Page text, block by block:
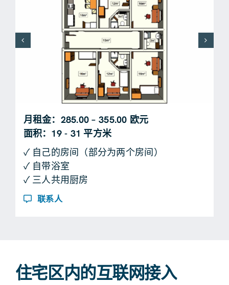
月租金：285.00 – 355.00 欧元
面积：19 - 31 平方米
✓ 自己的房间（部分为两个房间）
✓ 自带浴室
✓ 三人共用厨房
联系人
住宅区内的互联网接入